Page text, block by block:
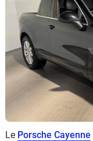
Marques
Le Porsche Cayenne